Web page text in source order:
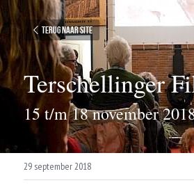
Terug naar site
Terschellinger
15 t/m 18 november
29 september 2018